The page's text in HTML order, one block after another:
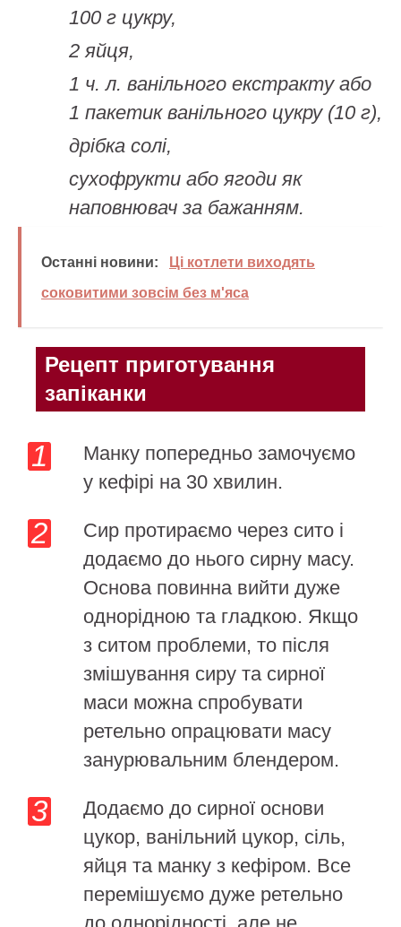
100 г цукру,
2 яйця,
1 ч. л. ванільного екстракту або
1 пакетик ванільного цукру (10 г),
дрібка солі,
сухофрукти або ягоди як
наповнювач за бажанням.
Останні новини:
Ці котлети виходять
соковитими зовсім без м'яса
Рецепт приготування
запіканки
Манку попередньо замочуємо
у кефірі на 30 хвилин.
Сир протираємо через сито і
додаємо до нього сирну масу.
Основа повинна вийти дуже
однорідною та гладкою. Якщо
з ситом проблеми, то після
змішування сиру та сирної
маси можна спробувати
ретельно опрацювати масу
занурювальним блендером.
Додаємо до сирної основи
цукор, ванільний цукор, сіль,
яйця та манку з кефіром. Все
перемішуємо дуже ретельно